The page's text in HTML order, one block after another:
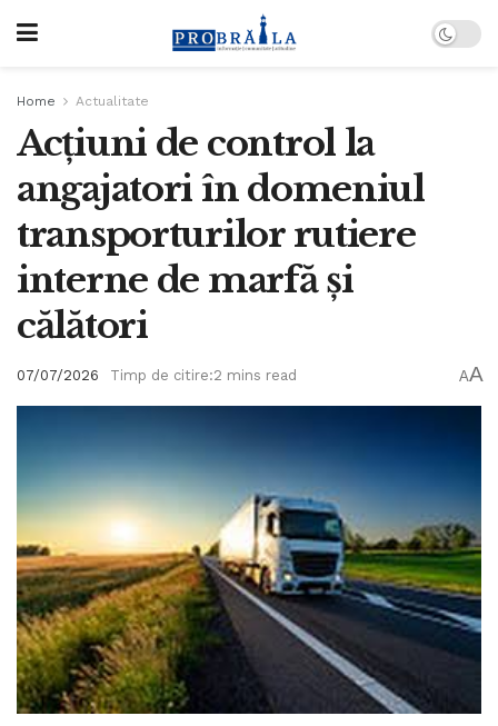
Home Actualitate
Acțiuni de control la
angajatori în domeniul
transporturilor rutiere
interne de marfă și
călători
07/07/2026 Timp de citire:2 mins read AA